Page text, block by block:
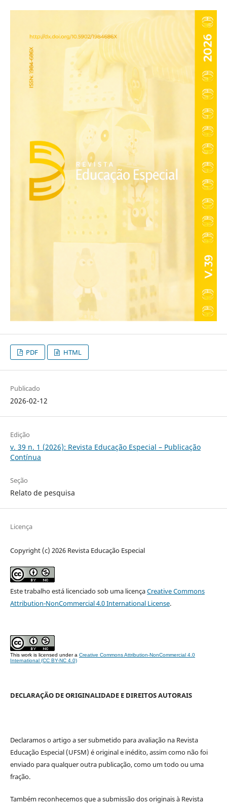
PDF HTML
Publicado
2026-02-12
Edição
v. 39 n. 1 (2026): Revista Educação Especial – Publicação
Contínua
Seção
Relato de pesquisa
Licença
Copyright (c) 2026 Revista Educação Especial
Este trabalho está licenciado sob uma licençaCreative Commons
Attribution-NonCommercial 4.0 International License.
This work is licensed under a Creative Commons Attribution-NonCommercial 4.0
International (CC BY-NC 4.0)
DECLARAÇÃO DE ORIGINALIDADE E DIREITOS AUTORAIS
Declaramos o artigo a ser submetido para avaliação na Revista
Educação Especial (UFSM) é original e inédito, assim como não foi
enviado para qualquer outra publicação, como um todo ou uma
fração.
Também reconhecemos que a submissão dos originais à Revista